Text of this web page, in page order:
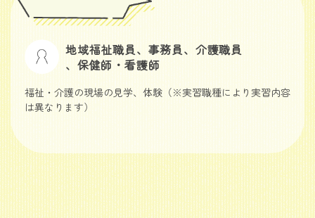
地域福祉職員、事務員、介護職員
、保健師・看護師
福祉・介護の現場の見学、体験（※実習職種により実習内容
は異なります）